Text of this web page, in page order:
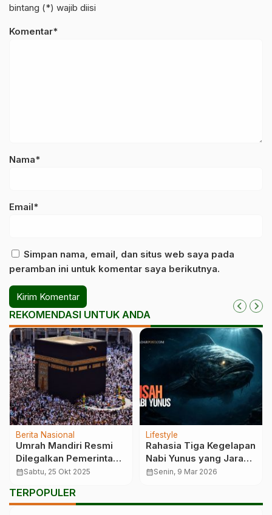
bintang (*) wajib diisi
Komentar*
Nama*
Email*
Simpan nama, email, dan situs web saya pada
peramban ini untuk komentar saya berikutnya.
REKOMENDASI UNTUK ANDA
Berita Nasional
Umrah Mandiri Resmi
Dilegalkan Pemerintah,
Regulasi Disesuaikan
calendar_monthSabtu, 25 Okt 2025
Lifestyle
Rahasia Tiga Kegelapan
Nabi Yunus yang Jarang
Dibahas
calendar_monthSenin, 9 Mar 2026
TERPOPULER